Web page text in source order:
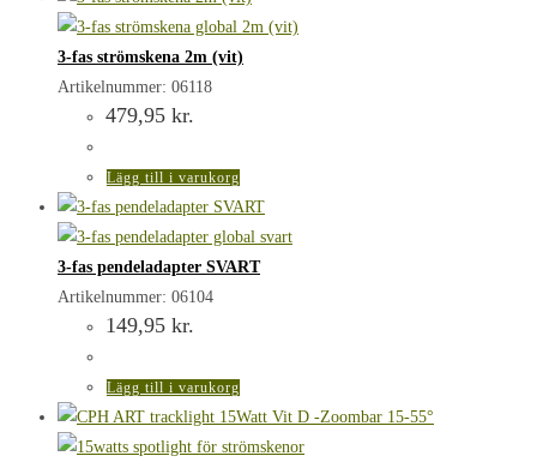
3-fas strömskena 2m (vit)
Artikelnummer: 06118
479,95 kr.
Lägg till i varukorg
3-fas pendeladapter SVART
Artikelnummer: 06104
149,95 kr.
Lägg till i varukorg